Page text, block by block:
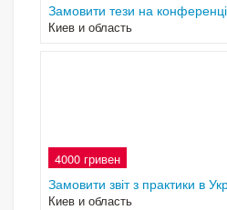
Замовити тези на
Киев и область
4000 гривен
Замовити звіт з практики в
Киев и область